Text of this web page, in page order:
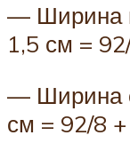
— Ширина
1,5 см =
— Ширина
см = 92/8